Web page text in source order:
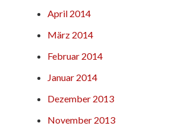
April 2014
März 2014
Februar 2014
Januar 2014
Dezember 2013
November 2013